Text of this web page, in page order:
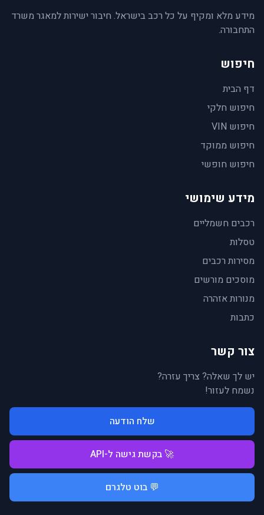
מידע מלא ומקיף על כל רכב בישראל. חיבור ישירות למאגר משרד
התחבורה.
חיפוש
דף הבית
חיפוש חלקי
חיפוש VIN
חיפוש ממוקד
חיפוש חופשי
מידע שימושי
רכבים חשמליים
טסלות
מסירות רכבים
מוסכים מורשים
מנורות אזהרה
כתבות
צור קשר
יש לך שאלה? צריך עזרה?
נשמח לעזור!
שלח הודעה
🚀 בקשת גישה ל-API
💬 בוט טלגרם